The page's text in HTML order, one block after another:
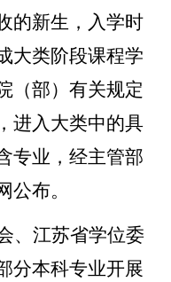
的新生，入学时
大类阶段课程学
（部）有关规定
进入大类中的具
专业，经主管部
公布。
、江苏省学位委
分本科专业开展